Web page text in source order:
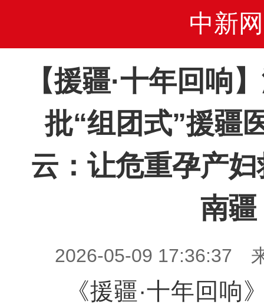
中新网
【援疆·十年回响
批“组团式”援疆
云：让危重孕产
南疆
2026-05-09 17:36:37
《援疆·十年回响